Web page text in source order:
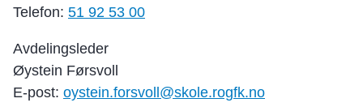
Telefon: 51 92 53 00
Avdelingsleder
Øystein Førsvoll
E-post: oystein.forsvoll@skole.rogfk.no